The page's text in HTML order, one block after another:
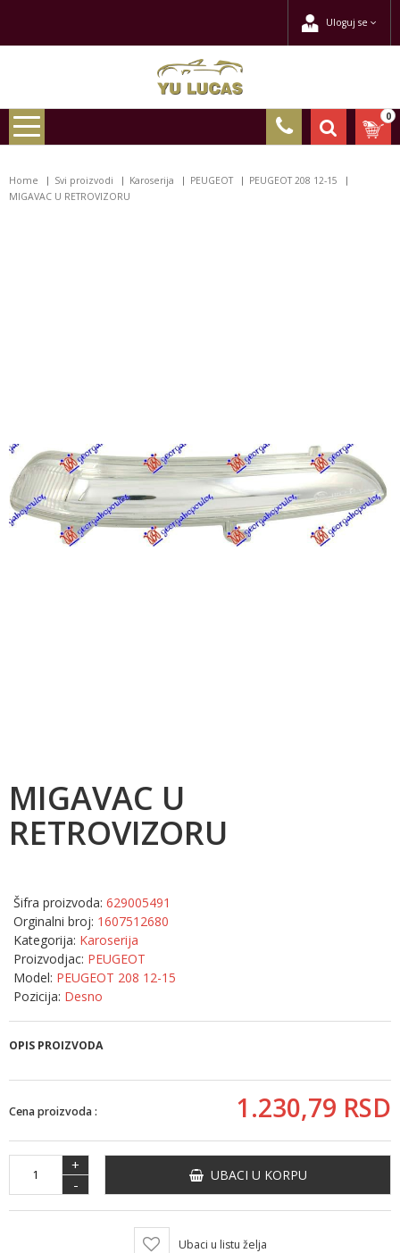
Uloguj se
0
Home Svi proizvodi Karoserija PEUGEOT
PEUGEOT 208 12-15
MIGAVAC U RETROVIZORU
MIGAVAC U
RETROVIZORU
Šifra proizvoda: 629005491
Orginalni broj: 1607512680
Kategorija: Karoserija
Proizvodjac: PEUGEOT
Model: PEUGEOT 208 12-15
Pozicija: Desno
OPIS PROIZVODA
Cena proizvoda : 1.230,79 RSD
+
-
UBACI U KORPU
Ubaci u listu želja